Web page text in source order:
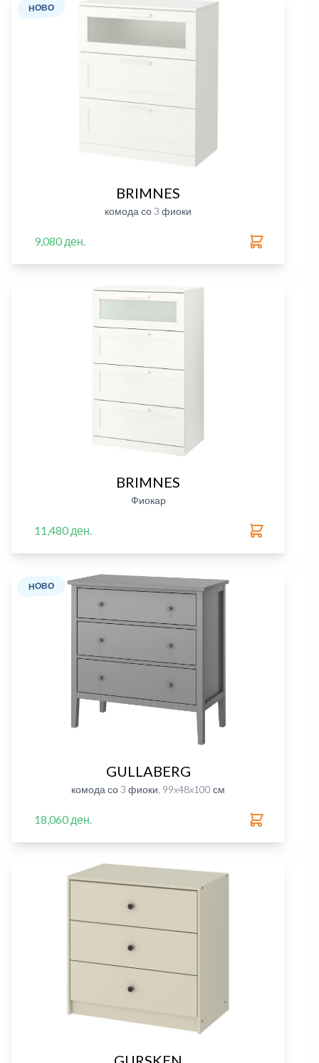
НОВО
BRIMNES
комода со 3 фиоки
9,080 ден.
BRIMNES
Фиокар
11,480 ден.
НОВО
GULLABERG
комода со 3 фиоки, 99x48x100 см
18,060 ден.